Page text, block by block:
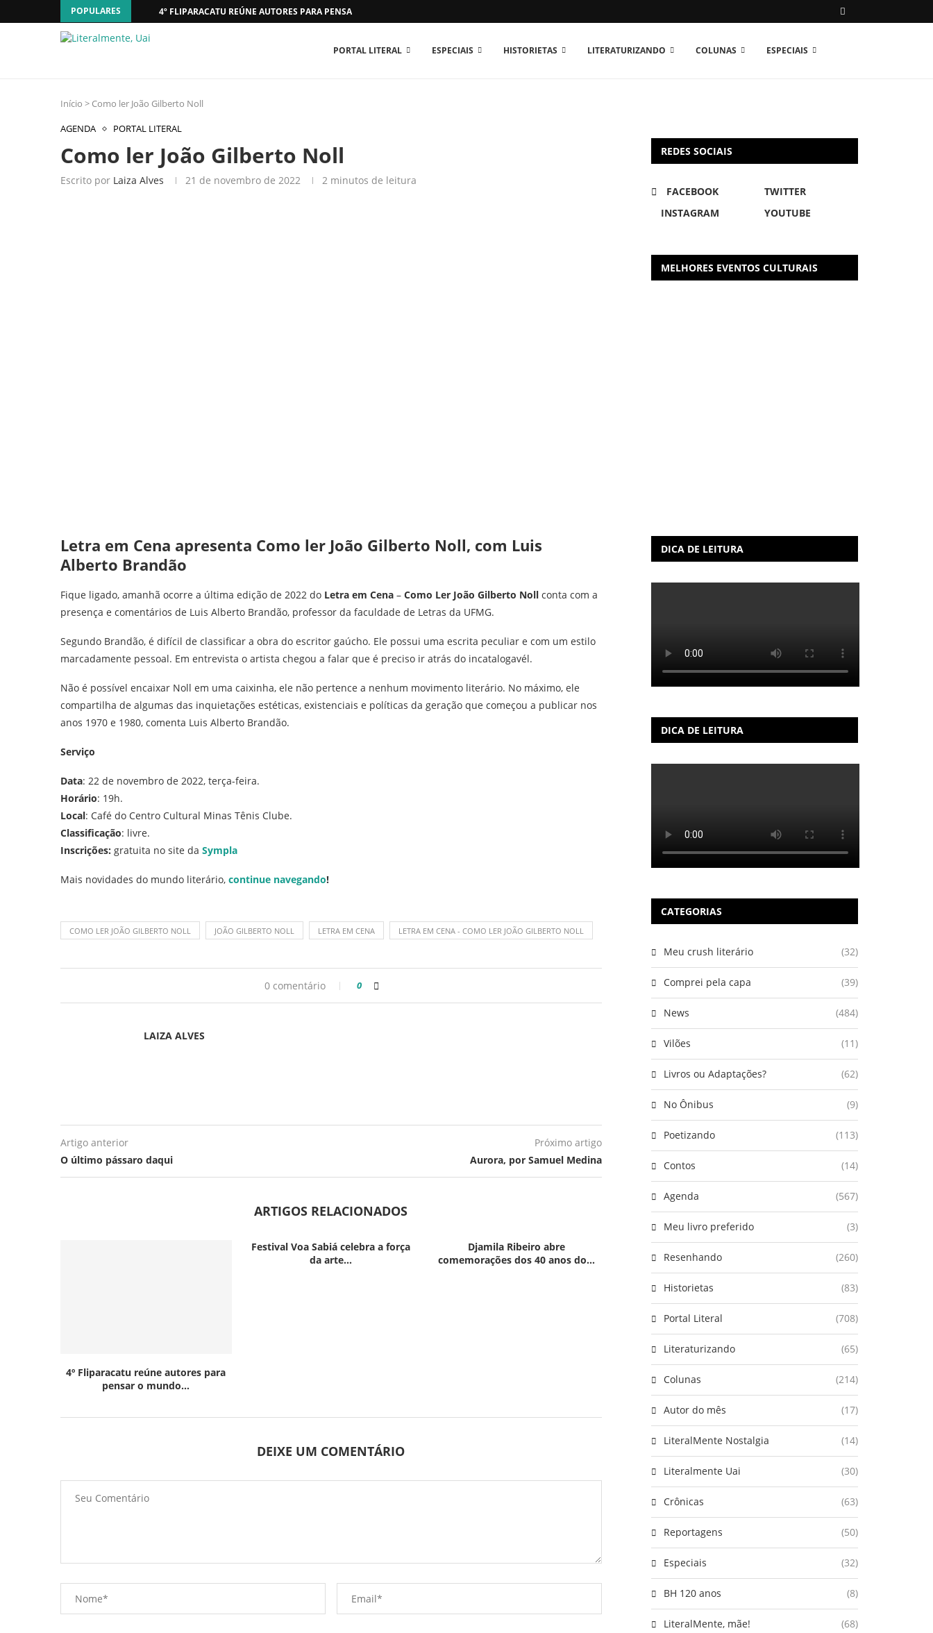
POPULARES 4º FLIPARACATU REÚNE AUTORES PARA PENSAR O MUNDO...
PORTAL LITERAL ESPECIAIS HISTORIETAS LITERATURIZANDO COLUNAS ESPECIAIS
Início > Como ler João Gilberto Noll
AGENDA
PORTAL LITERAL
Como ler João Gilberto Noll
Escrito por Laiza Alves 21 de novembro de 2022 2 minutos de leitura
Letra em Cena apresenta Como ler João Gilberto Noll, com Luis
Alberto Brandão
Fique ligado, amanhã ocorre a última edição de 2022 do Letra em Cena – Como Ler João Gilberto Noll conta com a
presença e comentários de Luis Alberto Brandão, professor da faculdade de Letras da UFMG.
Segundo Brandão, é difícil de classificar a obra do escritor gaúcho. Ele possui uma escrita peculiar e com um estilo
marcadamente pessoal. Em entrevista o artista chegou a falar que é preciso ir atrás do incatalogavél.
Não é possível encaixar Noll em uma caixinha, ele não pertence a nenhum movimento literário. No máximo, ele
compartilha de algumas das inquietações estéticas, existenciais e políticas da geração que começou a publicar nos
anos 1970 e 1980, comenta Luis Alberto Brandão.
Serviço
Data: 22 de novembro de 2022, terça-feira.
Horário: 19h.
Local: Café do Centro Cultural Minas Tênis Clube.
Classificação: livre.
Inscrições: gratuita no site da Sympla
Mais novidades do mundo literário, continue navegando!
COMO LER JOÃO GILBERTO NOLL JOÃO GILBERTO NOLL LETRA EM CENA LETRA EM CENA - COMO LER JOÃO GILBERTO NOLL
0 comentário 0
LAIZA ALVES
Artigo anterior
O último pássaro daqui
Próximo artigo
Aurora, por Samuel Medina
ARTIGOS RELACIONADOS
4º Fliparacatu reúne autores para
pensar o mundo...
Festival Voa Sabiá celebra a força
da arte...
Djamila Ribeiro abre
comemorações dos 40 anos do...
DEIXE UM COMENTÁRIO
REDES SOCIAIS
FACEBOOK
TWITTER
INSTAGRAM
YOUTUBE
MELHORES EVENTOS CULTURAIS
DICA DE LEITURA
DICA DE LEITURA
CATEGORIAS
Meu crush literário (32)
Comprei pela capa (39)
News (484)
Vilões (11)
Livros ou Adaptações? (62)
No Ônibus (9)
Poetizando (113)
Contos (14)
Agenda (567)
Meu livro preferido (3)
Resenhando (260)
Historietas (83)
Portal Literal (708)
Literaturizando (65)
Colunas (214)
Autor do mês (17)
LiteralMente Nostalgia (14)
Literalmente Uai (30)
Crônicas (63)
Reportagens (50)
Especiais (32)
BH 120 anos (8)
LiteralMente, mãe! (68)